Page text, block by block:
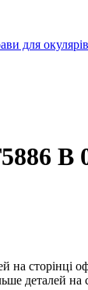
для окулярів
B
на сторінці
деталей на